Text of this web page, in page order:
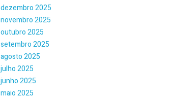
dezembro 2025
novembro 2025
outubro 2025
setembro 2025
agosto 2025
julho 2025
junho 2025
maio 2025